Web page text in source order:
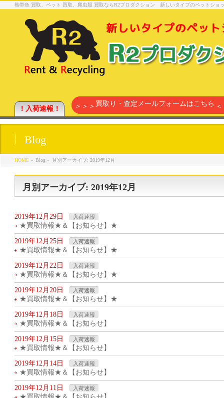
熱帯魚 買取、ペット 買取、爬虫類 買取ならR2プロダクション 新しいタイプのペットシ
！入荷速報！ ＞＞＞ 買取り・査定メールフォームはこちら
Blog
HOME» Blog » 月別アーカイブ: 2019年12月
月別アーカイブ: 2019年12月
2019年12月29日 入荷速報
★買取情報★＆【お知らせ】★
2019年12月25日 入荷速報
★買取情報★＆【お知らせ】★
2019年12月22日 入荷速報
★買取情報★＆【お知らせ】★
2019年12月20日 入荷速報
★買取情報★＆【お知らせ】★
2019年12月18日 入荷速報
★買取情報★＆【お知らせ】
2019年12月15日 入荷速報
★買取情報★＆【お知らせ】
2019年12月14日 入荷速報
★買取情報★＆【お知らせ】
2019年12月11日 入荷速報